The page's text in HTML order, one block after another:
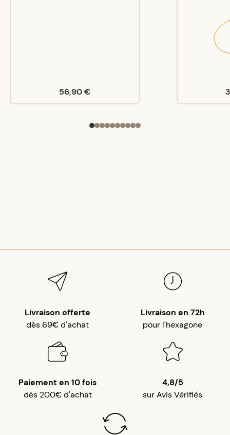
56,90 €
Livraison offerte
dès 69€ d'achat
Livraison en 72h
pour l'hexagone
Paiement en 10 fois
dès 200€ d'achat
4,8/5
sur Avis Vérifiés